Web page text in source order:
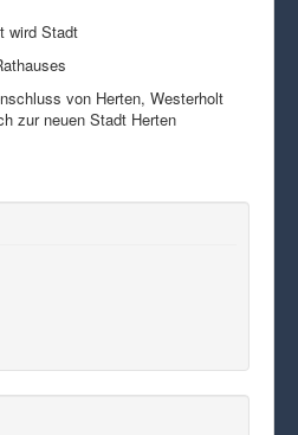
wird Stadt
von Herten, Westerholt
zur neuen Stadt Herten